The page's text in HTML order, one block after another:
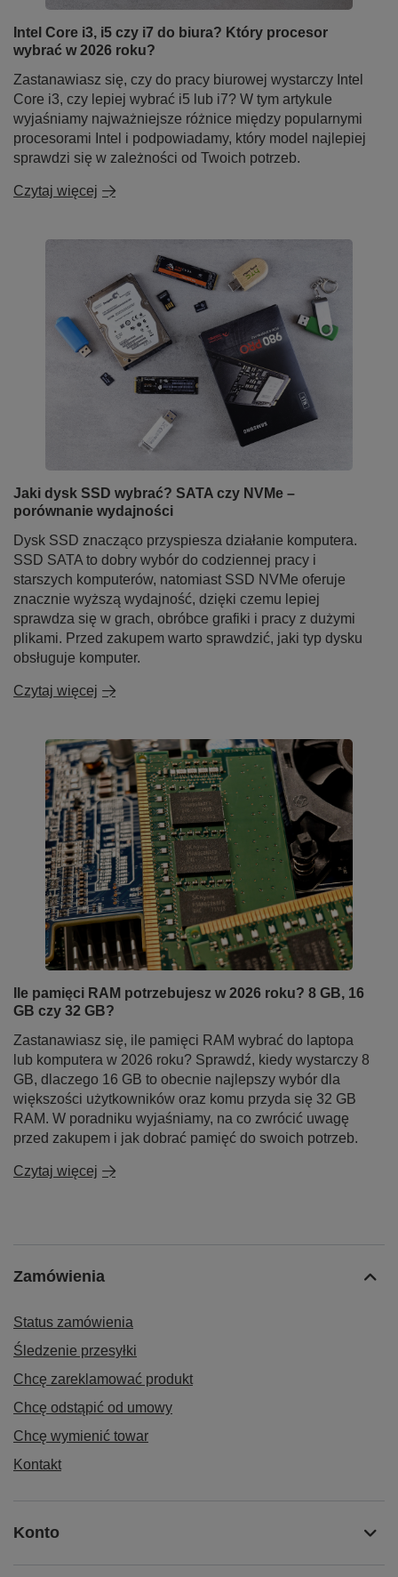
Intel Core i3, i5 czy i7 do biura? Który procesor
wybrać w 2026 roku?
Zastanawiasz się, czy do pracy biurowej wystarczy Intel
Core i3, czy lepiej wybrać i5 lub i7? W tym artykule
wyjaśniamy najważniejsze różnice między popularnymi
procesorami Intel i podpowiadamy, który model najlepiej
sprawdzi się w zależności od Twoich potrzeb.
Czytaj więcej
Jaki dysk SSD wybrać? SATA czy NVMe –
porównanie wydajności
Dysk SSD znacząco przyspiesza działanie komputera.
SSD SATA to dobry wybór do codziennej pracy i
starszych komputerów, natomiast SSD NVMe oferuje
znacznie wyższą wydajność, dzięki czemu lepiej
sprawdza się w grach, obróbce grafiki i pracy z dużymi
plikami. Przed zakupem warto sprawdzić, jaki typ dysku
obsługuje komputer.
Czytaj więcej
Ile pamięci RAM potrzebujesz w 2026 roku? 8 GB, 16
GB czy 32 GB?
Zastanawiasz się, ile pamięci RAM wybrać do laptopa
lub komputera w 2026 roku? Sprawdź, kiedy wystarczy 8
GB, dlaczego 16 GB to obecnie najlepszy wybór dla
większości użytkowników oraz komu przyda się 32 GB
RAM. W poradniku wyjaśniamy, na co zwrócić uwagę
przed zakupem i jak dobrać pamięć do swoich potrzeb.
Czytaj więcej
Zamówienia
Status zamówienia
Śledzenie przesyłki
Chcę zareklamować produkt
Chcę odstąpić od umowy
Chcę wymienić towar
Kontakt
Konto